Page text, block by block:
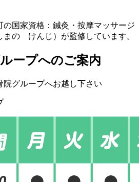
国家資格：鍼灸・按摩マッサージ
の けんじ）が監修しています。
ープへのご案内